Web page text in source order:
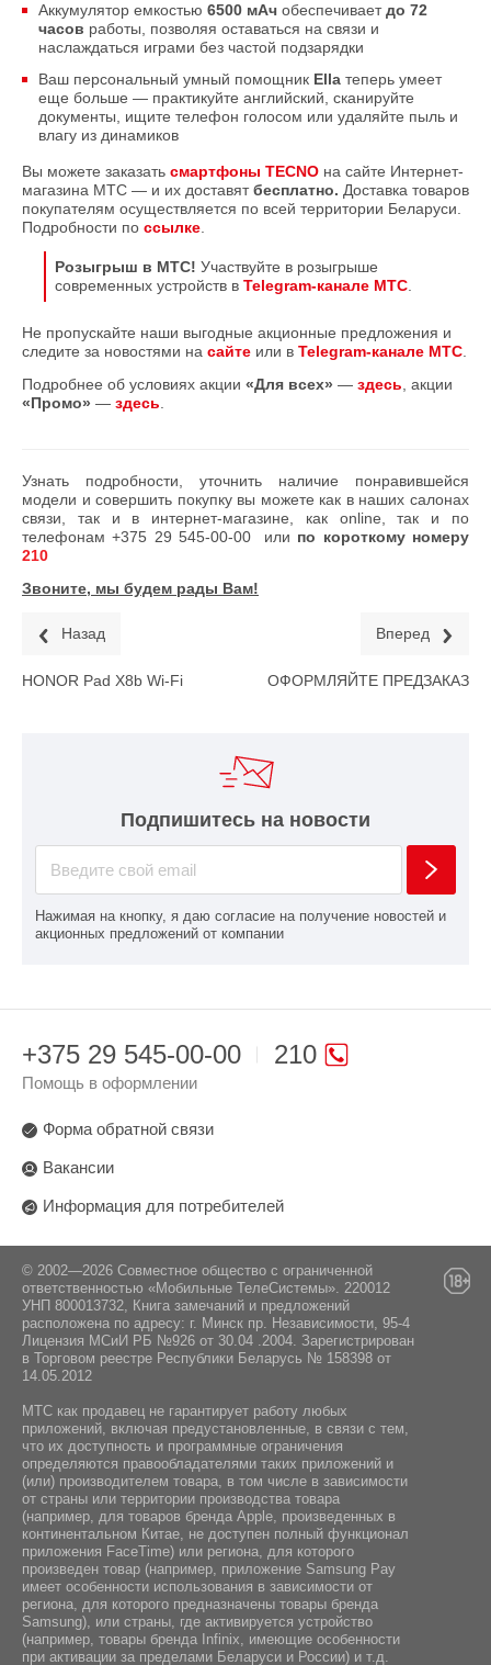
Аккумулятор емкостью 6500 мАч обеспечиваетдо 72
часов работы, позволяя оставаться на связи и
наслаждаться играми без частой подзарядки
Ваш персональный умный помощник Ella теперь умеет
еще больше — практикуйте английский, сканируйте
документы, ищите телефон голосом или удаляйте пыль и
влагу из динамиков
Вы можете заказать смартфоны TECNO на сайте Интернет-
магазина МТС — и их доставятбесплатно. Доставка товаров
покупателям осуществляется по всей территории Беларуси.
Подробности по ссылке
Розыгрыш в МТС! Участвуйте в розыгрыше
современных устройств в Telegram-канале МТС
Не пропускайте наши выгодные акционные предложения и
следите за новостями на сайте или в Telegram-канале МТС
Подробнее об условиях акции «Для всех» — здесь , акции
«Промо» — здесь
Узнать подробности, уточнить наличие понравившейся
модели и совершить покупку вы можете как в наших салонах
связи, так и в интернет-магазине, как online, так и по
телефонам+375 29 545-00-00 или по короткому номеру
210
Звоните, мы будем рады Вам!
Назад
HONOR Pad X8b Wi-Fi
Вперед
ОФОРМЛЯЙТЕ ПРЕДЗАКАЗ
Подпишитесь на новости
Нажимая на кнопку, я даю согласие на получение новостей и
акционных предложений от компании
210
+375 29 545-00-00
Помощь в оформлении
Форма обратной связи
Вакансии
Информация для потребителей
© 2002—2026 Совместное общество с ограниченной
ответственностью «Мобильные ТелеСистемы». 220012
УНП 800013732, Книга замечаний и предложений
расположена по адресу: г. Минск пр. Независимости, 95-4
Лицензия МСиИ РБ №926 от 30.04 .2004. Зарегистрирован
в Торговом реестре Республики Беларусь № 158398 от
14.05.2012
МТС как продавец не гарантирует работу любых
приложений, включая предустановленные, в связи с тем,
что их доступность и программные ограничения
определяются правообладателями таких приложений и
(или) производителем товара, в том числе в зависимости
от страны или территории производства товара
(например, для товаров бренда Apple, произведенных в
континентальном Китае, не доступен полный функционал
приложения FaceTime) или региона, для которого
произведен товар (например, приложение Samsung Pay
имеет особенности использования в зависимости от
региона, для которого предназначены товары бренда
Samsung), или страны, где активируется устройство
(например, товары бренда Infiniх, имеющие особенности
при активации за пределами Беларуси и России) и т.д.